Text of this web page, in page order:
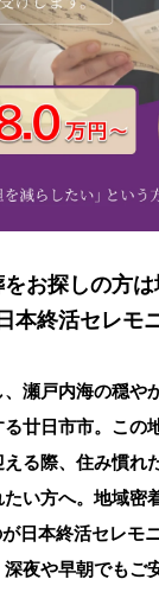
お探しの方
本終活セレモ
瀬戸内海の穏や
廿日市市。この
る際、住み慣れ
い方へ。地域密
日本終活セレモ
夜や早朝でもご